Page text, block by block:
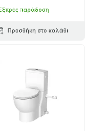
παράδοση
Προσθήκη στο καλάθι